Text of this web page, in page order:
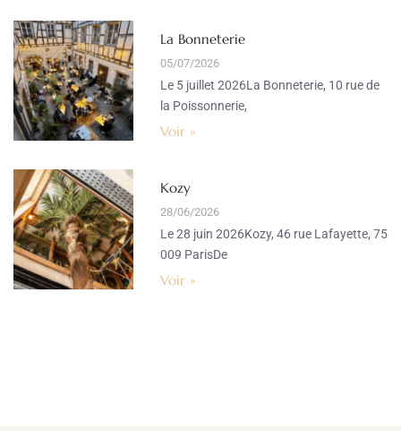
La Bonneterie
05/07/2026
Le 5 juillet 2026La Bonneterie, 10 rue de
la Poissonnerie,
Voir »
Kozy
28/06/2026
Le 28 juin 2026Kozy, 46 rue Lafayette, 75
009 ParisDe
Voir »